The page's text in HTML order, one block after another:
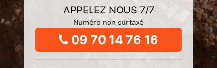
APPELEZ NOUS 7/7
Numéro non surtaxé
09 70 14 76 16